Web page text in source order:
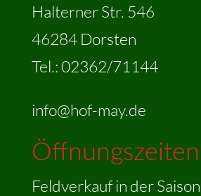
Halterner Str. 546
46284 Dorsten
Tel.: 02362/71144
info@hof-may.de
Feldverkauf in der